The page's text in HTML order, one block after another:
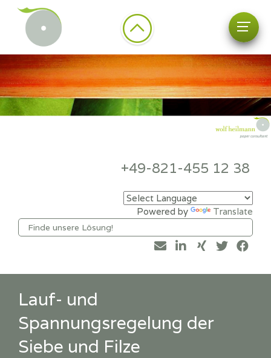
+49-821-455 12 38
Powered by Translate
Lauf- und
Spannungsregelung der
Siebe und Filze